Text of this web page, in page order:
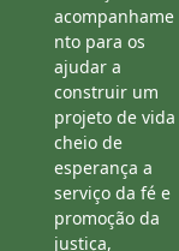
acompanhame
nto para os
ajudar a
construir um
projeto de vida
cheio de
esperança a
serviço da fé e
promoção da
justiça,